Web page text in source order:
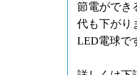
節電ができ
代も下がり
LED電球で